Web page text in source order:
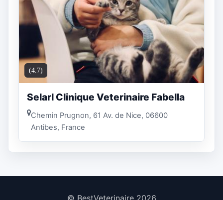
(4.7)
Selarl Clinique Veterinaire Fabella
Chemin Prugnon, 61 Av. de Nice, 06600
Antibes, France